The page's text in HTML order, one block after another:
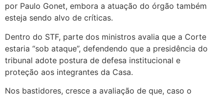
por Paulo Gonet, embora a atuação do órgão também
esteja sendo alvo de críticas.
Dentro do STF, parte dos ministros avalia que a Corte
estaria “sob ataque”, defendendo que a presidência do
tribunal adote postura de defesa institucional e
proteção aos integrantes da Casa.
Nos bastidores, cresce a avaliação de que, caso o